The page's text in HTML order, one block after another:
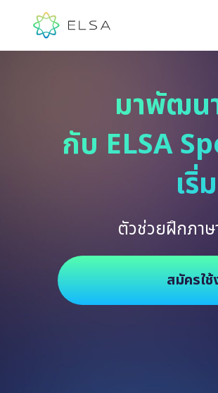
มาพัฒน
กับ ELSA
เริ่
ตัวช่วยฝึกภา
สมัครใ